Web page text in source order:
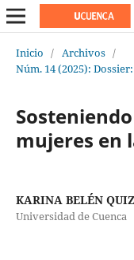
Inicio / Archivos /
Núm. 14 (2025):
mujeres en
KARINA BELÉN
Universidad de Cuenca